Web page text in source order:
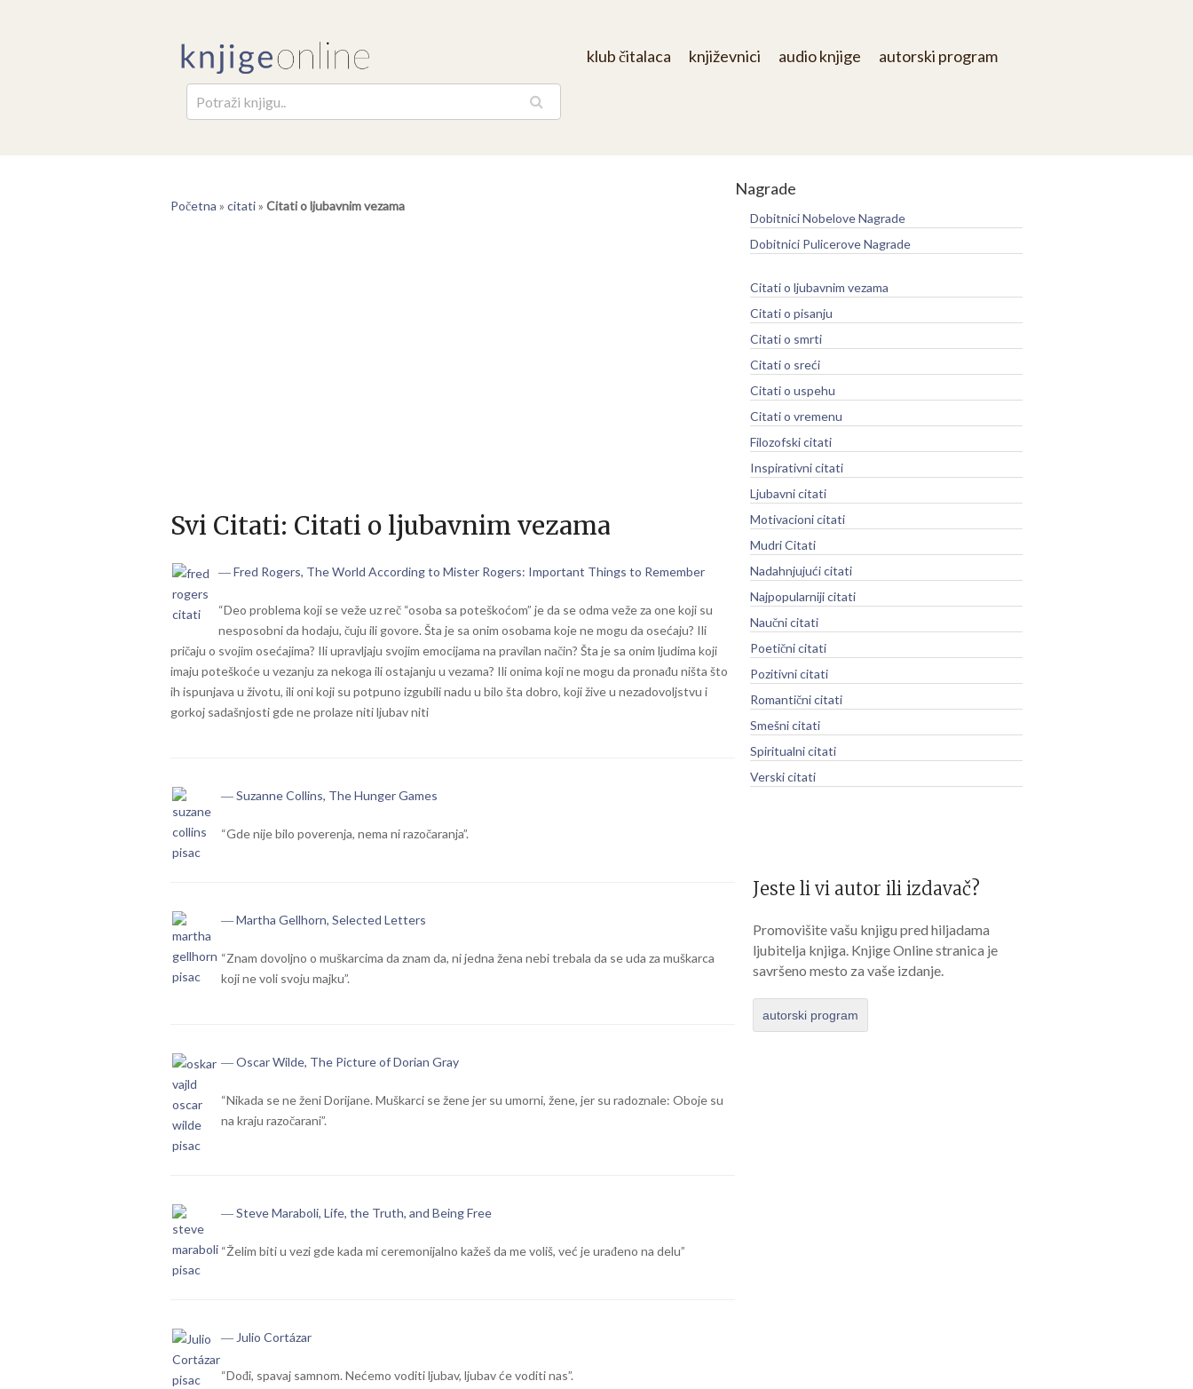
klub čitalaca književnici audio knjige autorski program
Početna » citati» Citati o ljubavnim vezama
Svi Citati: Citati o ljubavnim vezama
― Fred Rogers, The World According to Mister Rogers: Important Things to Remember
“Deo problema koji se veže uz reč “osoba sa poteškoćom” je da se odma veže za one koji su
nesposobni da hodaju, čuju ili govore. Šta je sa onim osobama koje ne mogu da osećaju? Ili
pričaju o svojim osećajima? Ili upravljaju svojim emocijama na pravilan način? Šta je sa onim ljudima koji
imaju poteškoće u vezanju za nekoga ili ostajanju u vezama? Ili onima koji ne mogu da pronađu ništa što
ih ispunjava u životu, ili oni koji su potpuno izgubili nadu u bilo šta dobro, koji žive u nezadovoljstvu i
gorkoj sadašnjosti gde ne prolaze niti ljubav niti
― Suzanne Collins, The Hunger Games
“Gde nije bilo poverenja, nema ni razočaranja”.
― Martha Gellhorn, Selected Letters
“Znam dovoljno o muškarcima da znam da, ni jedna žena nebi trebala da se uda za muškarca
koji ne voli svoju majku”.
― Oscar Wilde, The Picture of Dorian Gray
“Nikada se ne ženi Dorijane. Muškarci se žene jer su umorni, žene, jer su radoznale: Oboje su
na kraju razočarani”.
― Steve Maraboli, Life, the Truth, and Being Free
“Želim biti u vezi gde kada mi ceremonijalno kažeš da me voliš, već je urađeno na delu”
― Julio Cortázar
“Dođi, spavaj samnom. Nećemo voditi ljubav, ljubav će voditi nas”.
Nagrade
Dobitnici Nobelove Nagrade
Dobitnici Pulicerove Nagrade
Citati o ljubavnim vezama
Citati o pisanju
Citati o smrti
Citati o sreći
Citati o uspehu
Citati o vremenu
Filozofski citati
Inspirativni citati
Ljubavni citati
Motivacioni citati
Mudri Citati
Nadahnjujući citati
Najpopularniji citati
Naučni citati
Poetični citati
Pozitivni citati
Romantični citati
Smešni citati
Spiritualni citati
Verski citati
Jeste li vi autor ili izdavač?
Promovišite vašu knjigu pred hiljadama
ljubitelja knjiga. Knjige Online stranica je
savršeno mesto za vaše izdanje.
autorski program